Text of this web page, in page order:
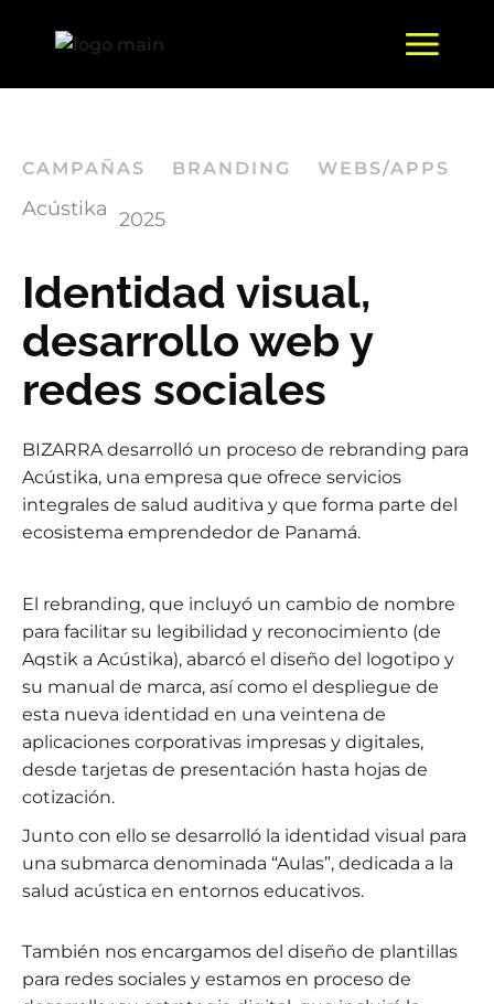
CAMPAÑAS BRANDING WEBS/APPS
Acústika 2025
Identidad visual,
desarrollo web y
redes sociales
BIZARRA desarrolló un proceso de rebranding para
Acústika, una empresa que ofrece servicios
integrales de salud auditiva y que forma parte del
ecosistema emprendedor de Panamá.
El rebranding, que incluyó un cambio de nombre
para facilitar su legibilidad y reconocimiento (de
Aqstik a Acústika), abarcó el diseño del logotipo y
su manual de marca, así como el despliegue de
esta nueva identidad en una veintena de
aplicaciones corporativas impresas y digitales,
desde tarjetas de presentación hasta hojas de
cotización.
Junto con ello se desarrolló la identidad visual para
una submarca denominada “Aulas”, dedicada a la
salud acústica en entornos educativos.
También nos encargamos del diseño de plantillas
para redes sociales y estamos en proceso de